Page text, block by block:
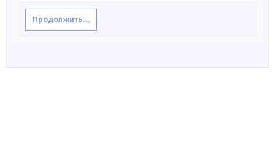
Продолжить...